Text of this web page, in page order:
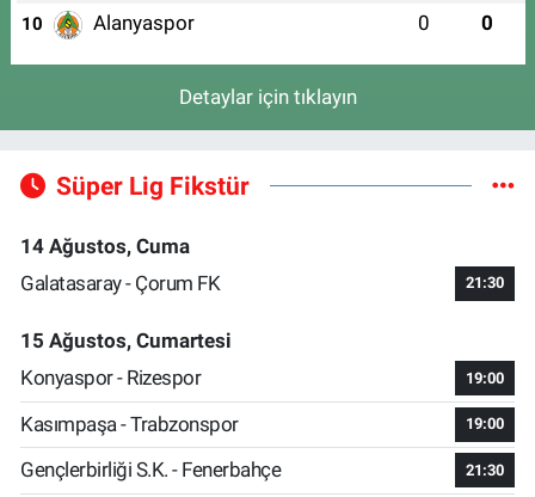
10 Alanyaspor 0 0
Detaylar için tıklayın
Süper Lig Fikstür
14 Ağustos, Cuma
Galatasaray - Çorum FK
21:30
15 Ağustos, Cumartesi
Konyaspor - Rizespor
19:00
Kasımpaşa - Trabzonspor 19:00
Gençlerbirliği S.K. - Fenerbahçe 21:30